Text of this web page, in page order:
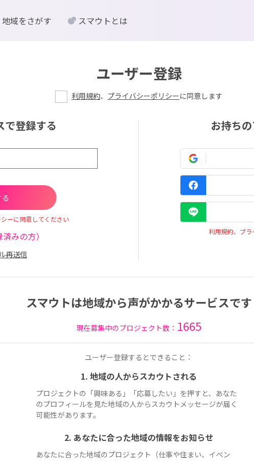
ユーザー登録
利用規約、 プライバシーポリシーに同意します
で登録する
ーに同意してください
みの方）
再送信
お持ち
利用規約、プ
スマウトは地域から声がかかるサービスです
現在募集中のプロジェクト数： 1665
ユーザー登録するとできること：
1. 地域の人からスカウトされる
プロジェクトの「興味ある」「応募したい」を押すと、あなた
のプロフィールを見た地域の人からスカウトメッセージが届く
可能性があります。
2. あなたに合った地域の情報をお知らせ
あなたに合った地域のプロジェクト（仕事や住まい、イベン
地域をさがす スマウトとは